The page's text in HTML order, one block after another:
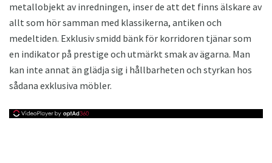
metallobjekt av inredningen, inser de att det finns älskare av
allt som hör samman med klassikerna, antiken och
medeltiden. Exklusiv smidd bänk för korridoren tjänar som
en indikator på prestige och utmärkt smak av ägarna. Man
kan inte annat än glädja sig i hållbarheten och styrkan hos
sådana exklusiva möbler.